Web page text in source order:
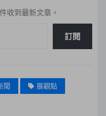
收到最新文章。
訂閱
聞
展觀點